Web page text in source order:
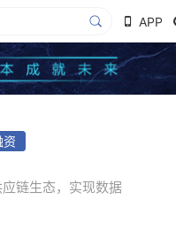
APP
资
链生态，实现数据